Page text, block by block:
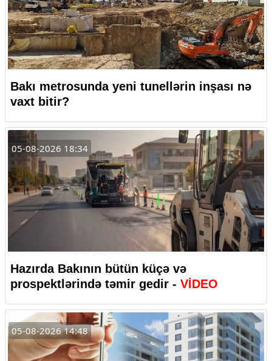
Bakı metrosunda yeni tunellərin inşası nə
vaxt bitir?
05-08-2026 18:34
Hazırda Bakının bütün küçə və
prospektlərində təmir gedir - VİDEO
05-08-2026 14:48